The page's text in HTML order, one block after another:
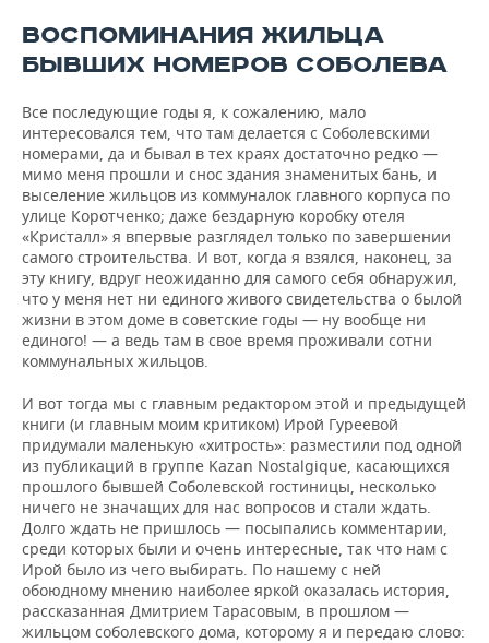
ВОЛЕЙБОЛ
КИБЕРСПОРТ
ФИГУРНОЕ КАТАНИЕ
ВОДНЫЕ ВИДЫ СПОРТА
ХОККЕЙ С МЯЧОМ
ИСТОРИЯ
КУЛЬТУРА
МЕДИЦИНА
ОБРАЗОВАНИЕ
ПРОИСШЕСТВИЯ
СПИСОК ПЕРСОН
СПИСОК КОМПАНИЙ
ПОЛНАЯ ВЕРСИЯ
ВОСПОМИНАНИЯ ЖИЛЬЦА
БЫВШИХ НОМЕРОВ СОБОЛЕВА
Все последующие годы я, к сожалению, мало
интересовался тем, что там делается с Соболевскими
номерами, да и бывал в тех краях достаточно редко —
мимо меня прошли и снос здания знаменитых бань, и
выселение жильцов из коммуналок главного корпуса по
улице Коротченко; даже бездарную коробку отеля
«Кристалл» я впервые разглядел только по завершении
самого строительства. И вот, когда я взялся, наконец, за
эту книгу, вдруг неожиданно для самого себя обнаружил,
что у меня нет ни единого живого свидетельства о былой
жизни в этом доме в советские годы — ну вообще ни
единого! — а ведь там в свое время проживали сотни
коммунальных жильцов.
И вот тогда мы с главным редактором этой и предыдущей
книги (и главным моим критиком) Ирой Гуреевой
придумали маленькую «хитрость»: разместили под одной
из публикаций в группе Kazan Nostalgique, касающихся
прошлого бывшей Соболевской гостиницы, несколько
ничего не значащих для нас вопросов и стали ждать.
Долго ждать не пришлось — посыпались комментарии,
среди которых были и очень интересные, так что нам с
Ирой было из чего выбирать. По нашему с ней
обоюдному мнению наиболее яркой оказалась история,
рассказанная Дмитрием Тарасовым, в прошлом —
жильцом соболевского дома, которому я и передаю слово: